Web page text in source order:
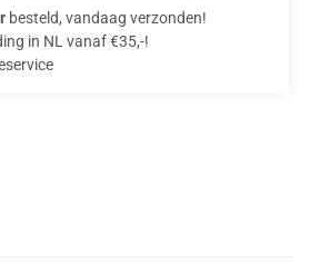
besteld, vandaag verzonden!
in NL vanaf €35,-!